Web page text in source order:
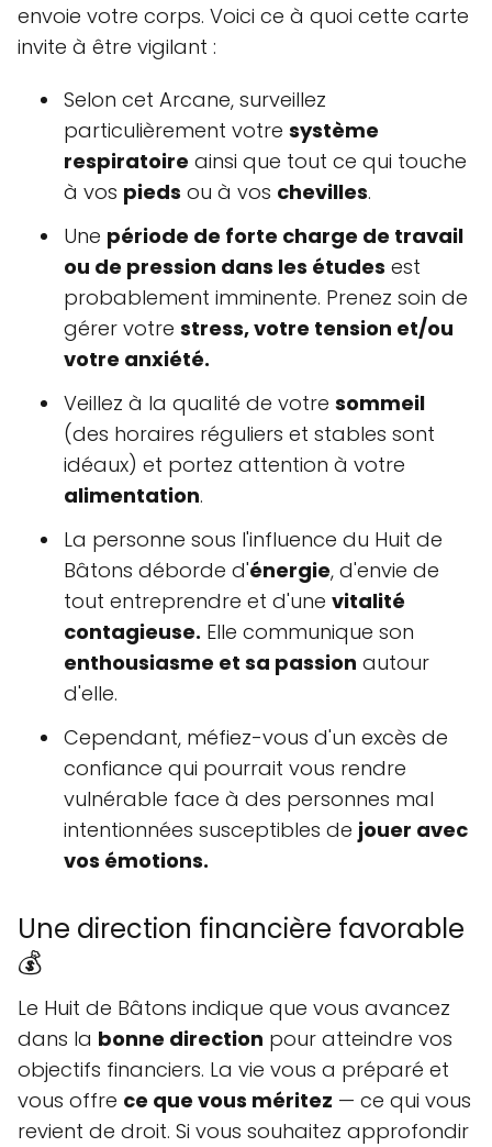
envoie votre corps. Voici ce à quoi cette carte
invite à être vigilant :
Selon cet Arcane, surveillez
particulièrement votre système
respiratoire ainsi que tout ce qui touche
à vos pieds ou à vos chevilles.
Une période de forte charge de travail
ou de pression dans les études est
probablement imminente. Prenez soin de
gérer votre stress, votre tension et/ou
votre anxiété.
Veillez à la qualité de votre sommeil
(des horaires réguliers et stables sont
idéaux) et portez attention à votre
alimentation.
La personne sous l'influence du Huit de
Bâtons déborde d'énergie, d'envie de
tout entreprendre et d'une vitalité
contagieuse. Elle communique son
enthousiasme et sa passion autour
d'elle.
Cependant, méfiez-vous d'un excès de
confiance qui pourrait vous rendre
vulnérable face à des personnes mal
intentionnées susceptibles de jouer avec
vos émotions.
Une direction financière favorable
💰
Le Huit de Bâtons indique que vous avancez
dans la bonne direction pour atteindre vos
objectifs financiers. La vie vous a préparé et
vous offre ce que vous méritez — ce qui vous
revient de droit. Si vous souhaitez approfondir